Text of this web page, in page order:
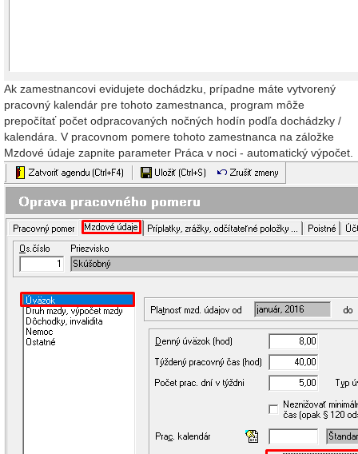
Ak zamestnancovi evidujete dochádzku, prípadne máte vytvorený
pracovný kalendár pre tohoto zamestnanca, program môže
prepočítať počet odpracovaných nočných hodín podľa dochádzky /
kalendára. V pracovnom pomere tohoto zamestnanca na záložke
Mzdové údaje zapnite parameter Práca v noci - automatický výpočet.